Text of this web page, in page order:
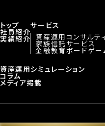
トップ
社員紹介
実績紹介
サービス
資産運用コンサルテ
家族信託サービス
金融教育ボードゲー
資産運用シミュレーション
コラム
メディア掲載